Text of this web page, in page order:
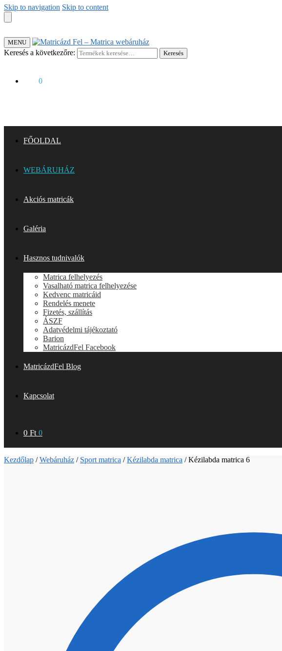
Skip to navigation Skip to content
MENU
Keresés a következőre: Keresés
0
FŐOLDAL
WEBÁRUHÁZ
Akciós matricák
Galéria
Hasznos tudnivalók
Matrica felhelyezés
Vasalható matrica felhelyezése
Kedvenc matricáid
Rendelés menete
Fizetés, szállítás
ÁSZF
Adatvédelmi tájékoztató
Barion
MatricázdFel Facebook
MatricázdFel Blog
Kapcsolat
0 Ft 0
Kezdőlap /Webáruház / Sport matrica /Kézilabda matrica /Kézilabda matrica 6